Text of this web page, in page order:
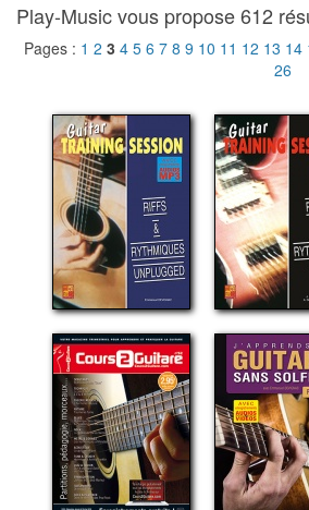
Play-Music vous propose 612
Pages : 1 2 3 4 5 6 7 8 9 10 11 12 13 14
26